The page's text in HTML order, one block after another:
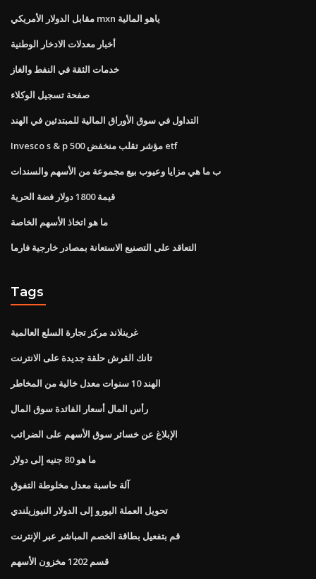
مقابل الدولار الأمريكي mxn ياهو المالية
أخبار معدلات الادخار الوطنية
خدمات الثقة في النفط والغاز
صفحة تسجيل الوكلاء
التداول في سوق الأوراق المالية للمبتدئين في الهند
Invesco s & p 500 مؤشر تقلب منخفض etf
ب ما هي مزايا وعيوب بيع مجموعة من الأسهم والسندات
قيمة 1800 دولار فضة الحرية
ما هو اتخاذ الأسهم الخاصة
التعاقد على التصنيع الاستعانة بمصادر خارجية فارما
Tags
غرينلاند مركز تجارة السلع العالمية
تانك القرش حلقة جديدة على الانترنت
الهند 10 سنوات معدل خالية من المخاطر
رأس المال أسعار الفائدة سوق المال
الإبلاغ عن خسائر سوق الأسهم على الضرائب
ما هو 80 جنيه إلى دولار
آلة حاسبة معدل مخلوطة التفوق
تحويل العملة اليورو إلى الدولار النيوزيلندي
قم بتفعيل بطاقة الخصم المباشر عبر الإنترنت
قسم 1202 مخزون الأسهم